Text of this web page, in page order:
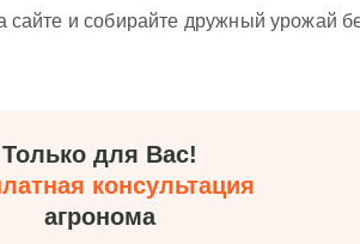
сайте и собирайте дружный урожай
Только для Вас!
консультация
агронома